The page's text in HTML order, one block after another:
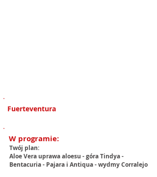
Fuerteventura
W programie:
Twój plan:
Aloe Vera uprawa aloesu - góra Tindya -
Bentacuria - Pajara i Antiqua - wydmy Corralejo